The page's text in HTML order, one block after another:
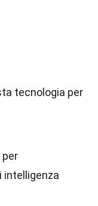
tecnologia per
intelligenza